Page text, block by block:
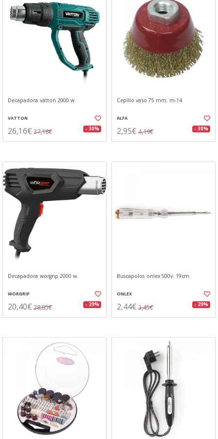
Decapadora vatton 2000 w.
VATTON
26,16€ 37,18€ - 30%
Cepillo vaso 75 mm. m-14
ALFA
2,95€ 4,19€ - 30%
Decapadora worgrip 2000 w.
WORGRIP
20,40€ 28,85€ - 29%
Buscapolos onlex 500v. 19cm.
ONLEX
2,44€ 3,45€ - 29%